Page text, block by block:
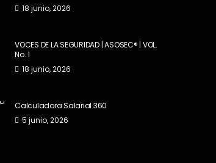
18 junio, 2026
VOCES DE LA SEGURIDAD | ASOSEC® | VOL.
No. 1
18 junio, 2026
Calculadora Salarial 360
5 junio, 2026